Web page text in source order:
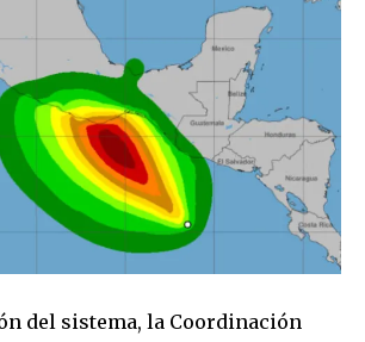
del sistema, la Coordinación